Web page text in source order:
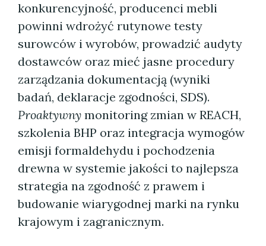
konkurencyjność, producenci mebli
powinni wdrożyć rutynowe testy
surowców i wyrobów, prowadzić audyty
dostawców oraz mieć jasne procedury
zarządzania dokumentacją (wyniki
badań, deklaracje zgodności, SDS).
Proaktywny monitoring zmian w REACH,
szkolenia BHP oraz integracja wymogów
emisji formaldehydu i pochodzenia
drewna w systemie jakości to najlepsza
strategia na zgodność z prawem i
budowanie wiarygodnej marki na rynku
krajowym i zagranicznym.